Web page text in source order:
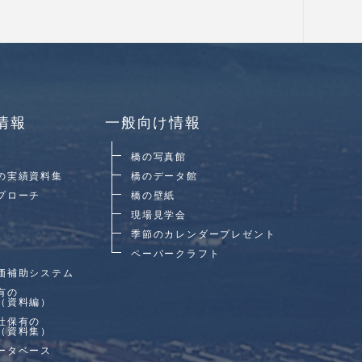
報
実績資料集
ローチ
補助システム
の
資料編）
保有の
資料集）
タベース
一般向け情報
橋の写真館
橋のデータ館
橋の壁紙
現場見学会
季節のカレンダープレゼント
ペーパークラフト